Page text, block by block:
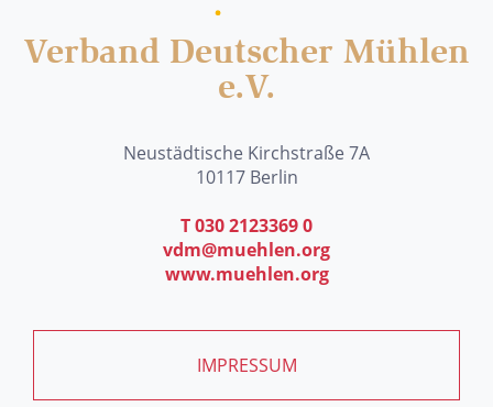
Verband Deutscher Mühlen
e.V.
Neustädtische Kirchstraße 7A
10117 Berlin
T 030 2123369 0
vdm@muehlen.org
www.muehlen.org
IMPRESSUM